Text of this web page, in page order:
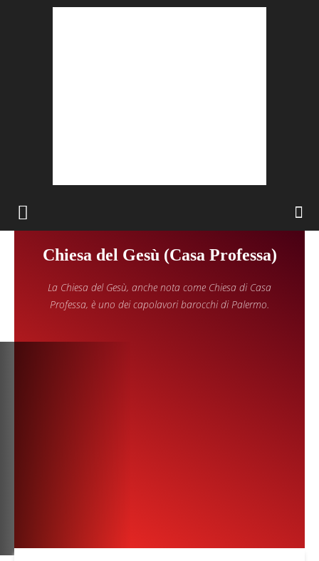
Chiesa del Gesù (Casa Professa)
La Chiesa del Gesù, anche nota come Chiesa di Casa
Professa, è uno dei capolavori barocchi di Palermo.